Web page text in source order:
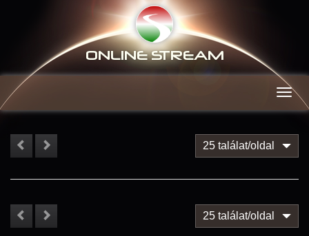
ONLINE STREAM
25 találat/oldal
25 találat/oldal